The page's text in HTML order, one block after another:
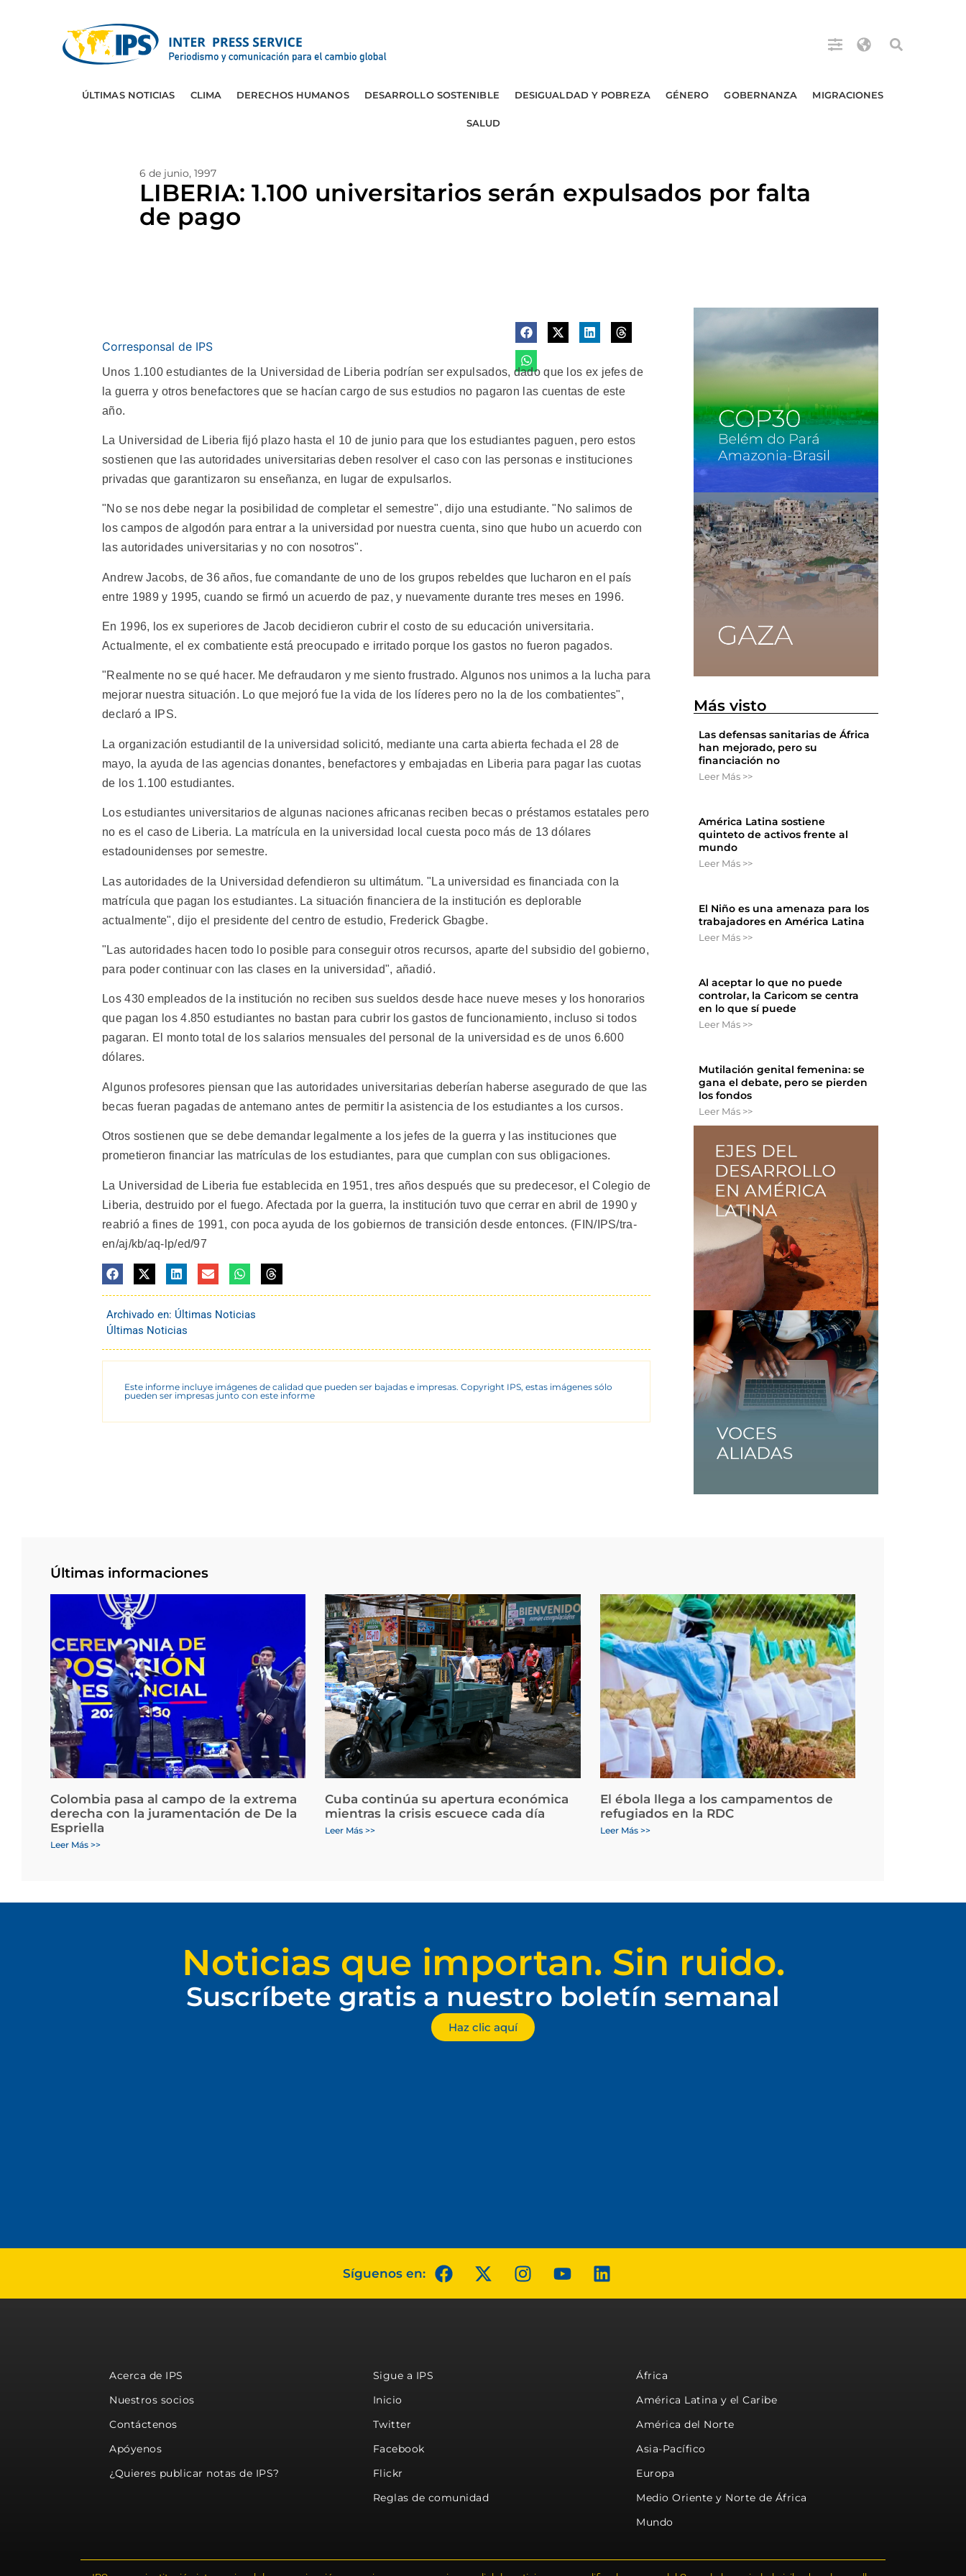
ÚLTIMAS NOTICIAS CLIMA DERECHOS HUMANOS DESARROLLO SOSTENIBLE DESIGUALDAD Y POBREZA GÉNERO GOBERNANZA MIGRACIONES
SALUD
6 de junio, 1997
LIBERIA: 1.100 universitarios serán expulsados por falta
de pago
Corresponsal de IPS
Unos 1.100 estudiantes de la Universidad de Liberia podrían ser expulsados, dado que los ex jefes de
la guerra y otros benefactores que se hacían cargo de sus estudios no pagaron las cuentas de este
año.
La Universidad de Liberia fijó plazo hasta el 10 de junio para que los estudiantes paguen, pero estos
sostienen que las autoridades universitarias deben resolver el caso con las personas e instituciones
privadas que garantizaron su enseñanza, en lugar de expulsarlos.
"No se nos debe negar la posibilidad de completar el semestre", dijo una estudiante. "No salimos de
los campos de algodón para entrar a la universidad por nuestra cuenta, sino que hubo un acuerdo con
las autoridades universitarias y no con nosotros".
Andrew Jacobs, de 36 años, fue comandante de uno de los grupos rebeldes que lucharon en el país
entre 1989 y 1995, cuando se firmó un acuerdo de paz, y nuevamente durante tres meses en 1996.
En 1996, los ex superiores de Jacob decidieron cubrir el costo de su educación universitaria.
Actualmente, el ex combatiente está preocupado e irritado porque los gastos no fueron pagados.
"Realmente no se qué hacer. Me defraudaron y me siento frustrado. Algunos nos unimos a la lucha para
mejorar nuestra situación. Lo que mejoró fue la vida de los líderes pero no la de los combatientes",
declaró a IPS.
La organización estudiantil de la universidad solicitó, mediante una carta abierta fechada el 28 de
mayo, la ayuda de las agencias donantes, benefactores y embajadas en Liberia para pagar las cuotas
de los 1.100 estudiantes.
Los estudiantes universitarios de algunas naciones africanas reciben becas o préstamos estatales pero
no es el caso de Liberia. La matrícula en la universidad local cuesta poco más de 13 dólares
estadounidenses por semestre.
Las autoridades de la Universidad defendieron su ultimátum. "La universidad es financiada con la
matrícula que pagan los estudiantes. La situación financiera de la institución es deplorable
actualmente", dijo el presidente del centro de estudio, Frederick Gbagbe.
"Las autoridades hacen todo lo posible para conseguir otros recursos, aparte del subsidio del gobierno,
para poder continuar con las clases en la universidad", añadió.
Los 430 empleados de la institución no reciben sus sueldos desde hace nueve meses y los honorarios
que pagan los 4.850 estudiantes no bastan para cubrir los gastos de funcionamiento, incluso si todos
pagaran. El monto total de los salarios mensuales del personal de la universidad es de unos 6.600
dólares.
Algunos profesores piensan que las autoridades universitarias deberían haberse asegurado de que las
becas fueran pagadas de antemano antes de permitir la asistencia de los estudiantes a los cursos.
Otros sostienen que se debe demandar legalmente a los jefes de la guerra y las instituciones que
prometieron financiar las matrículas de los estudiantes, para que cumplan con sus obligaciones.
La Universidad de Liberia fue establecida en 1951, tres años después que su predecesor, el Colegio de
Liberia, destruido por el fuego. Afectada por la guerra, la institución tuvo que cerrar en abril de 1990 y
reabrió a fines de 1991, con poca ayuda de los gobiernos de transición desde entonces. (FIN/IPS/tra-
en/aj/kb/aq-lp/ed/97
Archivado en: Últimas Noticias
Últimas Noticias
Este informe incluye imágenes de calidad que pueden ser bajadas e impresas. Copyright IPS, estas imágenes sólo
pueden ser impresas junto con este informe
Más visto
Las defensas sanitarias de África
han mejorado, pero su
financiación no
Leer Más >>
América Latina sostiene
quinteto de activos frente al
mundo
Leer Más >>
El Niño es una amenaza para los
trabajadores en América Latina
Leer Más >>
Al aceptar lo que no puede
controlar, la Caricom se centra
en lo que sí puede
Leer Más >>
Mutilación genital femenina: se
gana el debate, pero se pierden
los fondos
Leer Más >>
Últimas informaciones
Colombia pasa al campo de la extrema
derecha con la juramentación de De la
Espriella
Leer Más >>
Cuba continúa su apertura económica
mientras la crisis escuece cada día
Leer Más >>
El ébola llega a los campamentos de
refugiados en la RDC
Leer Más >>
Noticias que importan. Sin ruido.
Suscríbete gratis a nuestro boletín semanal
Haz clic aquí
Síguenos en:
Acerca de IPS
Nuestros socios
Contáctenos
Apóyenos
¿Quieres publicar notas de IPS?
Sigue a IPS
Inicio
Twitter
Facebook
Flickr
Reglas de comunidad
África
América Latina y el Caribe
América del Norte
Asia-Pacífico
Europa
Medio Oriente y Norte de África
Mundo